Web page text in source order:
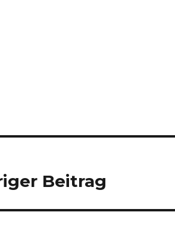
Beitrag